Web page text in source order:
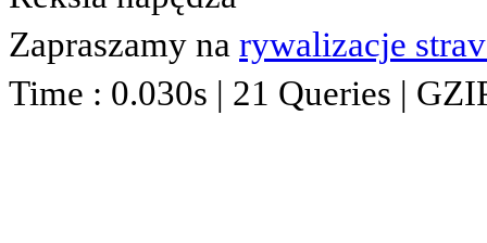
Zapraszamy na rywalizacje
Time : 0.030s | 21 Queries |